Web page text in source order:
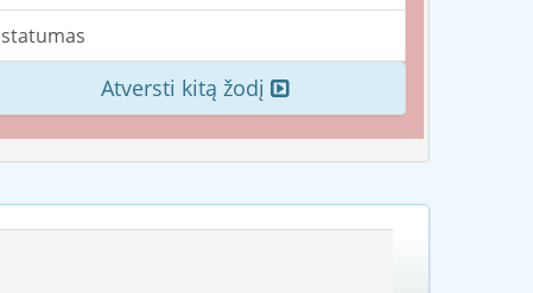
statumas
Atversti kitą žodį